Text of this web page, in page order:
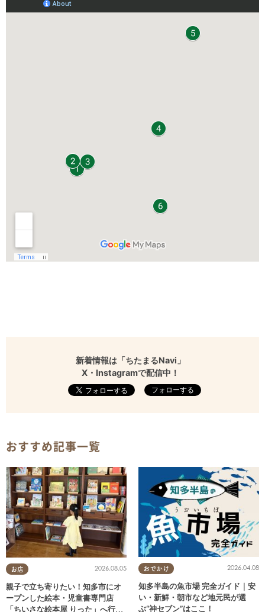
新着情報は「ちたまるNavi」
X・Instagramで配信中！
フォローする
おすすめ記事一覧
お店 2026.08.05
親子で立ち寄りたい！知多市にオ
ープンした絵本・児童書専門店
「ちいさな絵本屋 りった」へ行っ
おでかけ 2026.04.08
知多半島の魚市場 完全ガイド｜安
い・新鮮・朝市など地元民が選
ぶ“神セブン”はここ！